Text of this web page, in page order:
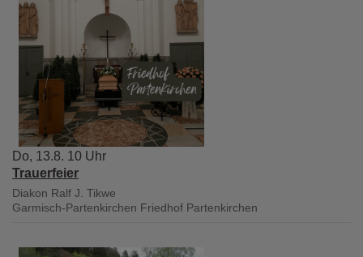
Do, 13.8. 10 Uhr
Trauerfeier
Diakon Ralf J. Tikwe
Garmisch-Partenkirchen Friedhof Partenkirchen